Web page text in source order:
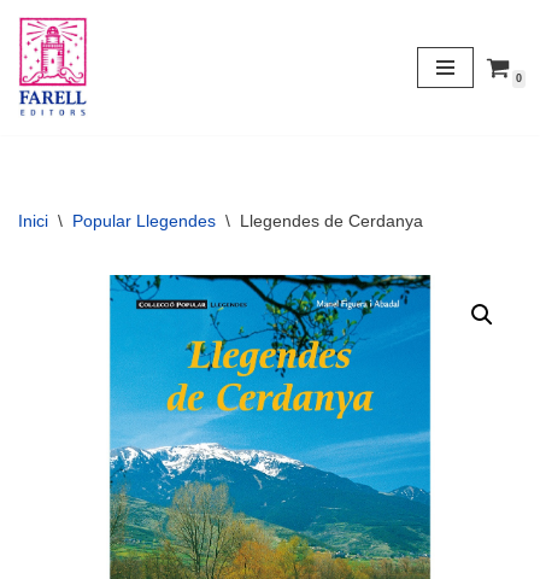
Vés
al
contingut
0
Inici \ Popular Llegendes \ Llegendes de Cerdanya